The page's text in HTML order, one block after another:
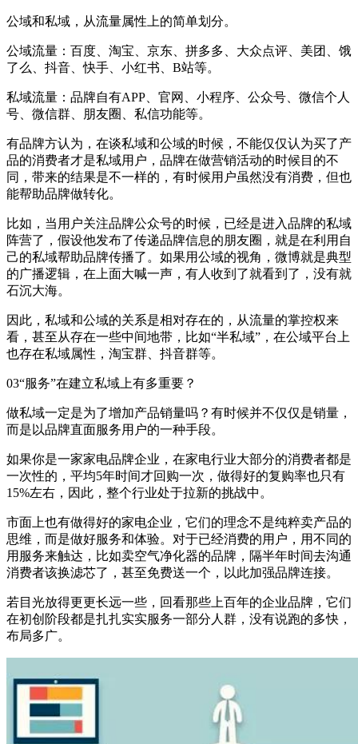
公域和私域，从流量属性上的简单划分。
公域流量：百度、淘宝、京东、拼多多、大众点评、美团、饿
了么、抖音、快手、小红书、B站等。
私域流量：品牌自有APP、官网、小程序、公众号、微信个人
号、微信群、朋友圈、私信功能等。
有品牌方认为，在谈私域和公域的时候，不能仅仅认为买了产
品的消费者才是私域用户，品牌在做营销活动的时候目的不
同，带来的结果是不一样的，有时候用户虽然没有消费，但也
能帮助品牌做转化。
比如，当用户关注品牌公众号的时候，已经是进入品牌的私域
阵营了，假设他发布了传递品牌信息的朋友圈，就是在利用自
己的私域帮助品牌传播了。如果用公域的视角，微博就是典型
的广播逻辑，在上面大喊一声，有人收到了就看到了，没有就
石沉大海。
因此，私域和公域的关系是相对存在的，从流量的掌控权来
看，甚至从存在一些中间地带，比如“半私域”，在公域平台上
也存在私域属性，淘宝群、抖音群等。
03“服务”在建立私域上有多重要？
做私域一定是为了增加产品销量吗？有时候并不仅仅是销量，
而是以品牌直面服务用户的一种手段。
如果你是一家家电品牌企业，在家电行业大部分的消费者都是
一次性的，平均5年时间才回购一次，做得好的复购率也只有
15%左右，因此，整个行业处于拉新的挑战中。
市面上也有做得好的家电企业，它们的理念不是纯粹卖产品的
思维，而是做好服务和体验。对于已经消费的用户，用不同的
用服务来触达，比如卖空气净化器的品牌，隔半年时间去沟通
消费者该换滤芯了，甚至免费送一个，以此加强品牌连接。
若目光放得更更长远一些，回看那些上百年的企业品牌，它们
在初创阶段都是扎扎实实服务一部分人群，没有说跑的多快，
布局多广。